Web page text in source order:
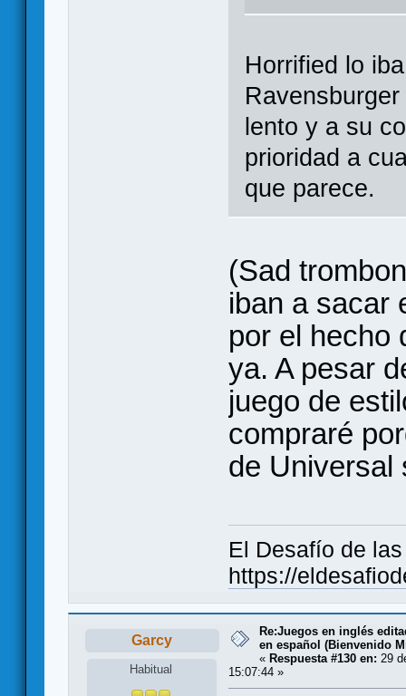
Horrified lo
lento y a su
prioridad a
que parece.
(Sad
iban a sacar
por el hecho
ya. A pesar
juego de
compraré
de Universal
El Desafío de
https://
Garcy
Habitual
Re:Juegos en inglés
en español (Bienvenido
« Respuesta #130 en: 29
15:07:44 »